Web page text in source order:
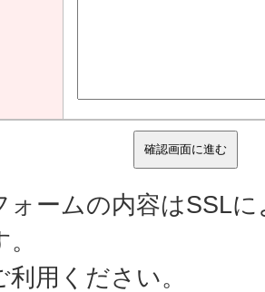
ォームの内容はSSL
用ください。